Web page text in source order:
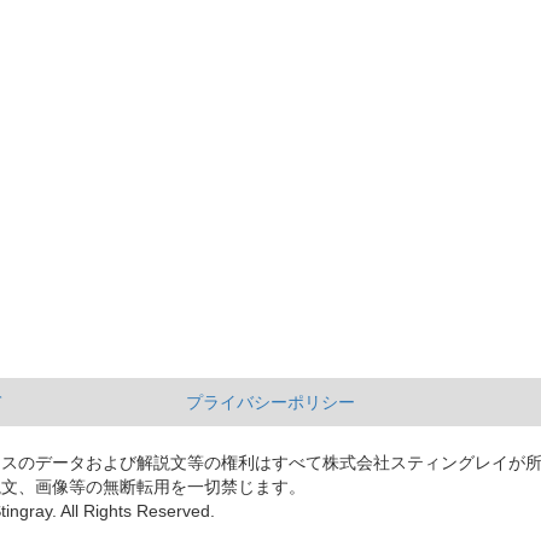
プライバシーポリシー
のデータおよび解説文等の権利はすべて株式会社スティングレイが
、画像等の無断転用を一切禁じます。
All Rights Reserved.